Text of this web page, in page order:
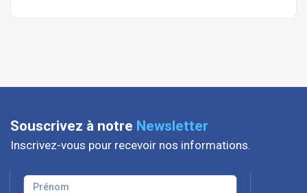
Souscrivez à notre Newsletter
Inscrivez-vous pour recevoir nos informations.